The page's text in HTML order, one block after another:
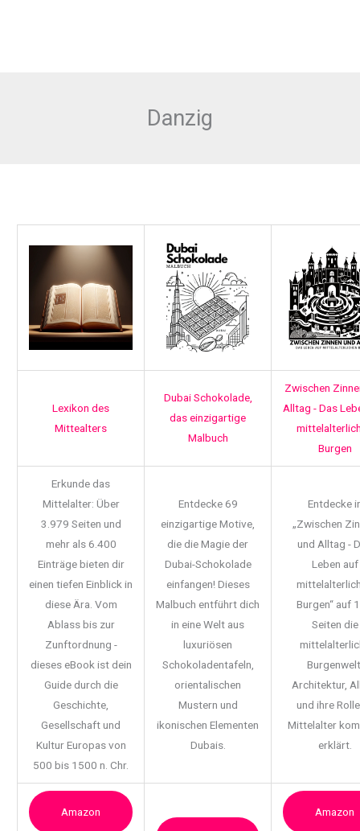
Danzig
Lexikon des
Mittealters
Dubai Schokolade,
das einzigartige
Malbuch
Zwischen
Alltag - Das
Burgen
Erkunde das
Mittelalter: Über
3.979 Seiten und
mehr als 6.400
Einträge bieten dir
einen tiefen Einblick in
diese Ära. Vom
Ablass bis zur
Zunftordnung -
dieses eBook ist dein
Guide durch die
Geschichte,
Gesellschaft und
Kultur Europas von
500 bis 1500 n. Chr.
Entdecke 69
einzigartige Motive,
die die Magie der
Dubai-Schokolade
einfangen! Dieses
Malbuch entführt dich
in eine Welt aus
luxuriösen
Schokoladentafeln,
orientalischen
Mustern und
ikonischen Elementen
Dubais.
Entdecke
„Zwischen
und Alltag -
Leben auf
Burgen“ auf
Seiten die
Architektur,
und ihre
Mittelalter
erklärt.
Amazon Amazon